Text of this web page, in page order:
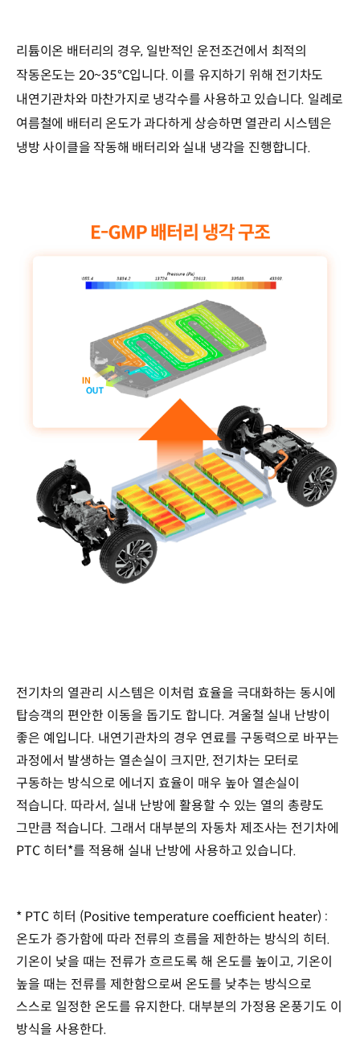
리튬이온 배터리의 경우, 일반적인 운전조건에서 최적의
작동온도는 20~35℃입니다. 이를 유지하기 위해 전기차도
내연기관차와 마찬가지로 냉각수를 사용하고 있습니다. 일례로
여름철에 배터리 온도가 과다하게 상승하면 열관리 시스템은
냉방 사이클을 작동해 배터리와 실내 냉각을 진행합니다.
전기차의 열관리 시스템은 이처럼 효율을 극대화하는 동시에
탑승객의 편안한 이동을 돕기도 합니다. 겨울철 실내 난방이
좋은 예입니다. 내연기관차의 경우 연료를 구동력으로 바꾸는
과정에서 발생하는 열손실이 크지만, 전기차는 모터로
구동하는 방식으로 에너지 효율이 매우 높아 열손실이
적습니다. 따라서, 실내 난방에 활용할 수 있는 열의 총량도
그만큼 적습니다. 그래서 대부분의 자동차 제조사는 전기차에
PTC 히터*를 적용해 실내 난방에 사용하고 있습니다.
* PTC 히터 (Positive temperature coefficient heater) :
온도가 증가함에 따라 전류의 흐름을 제한하는 방식의 히터.
기온이 낮을 때는 전류가 흐르도록 해 온도를 높이고, 기온이
높을 때는 전류를 제한함으로써 온도를 낮추는 방식으로
스스로 일정한 온도를 유지한다. 대부분의 가정용 온풍기도 이
방식을 사용한다.